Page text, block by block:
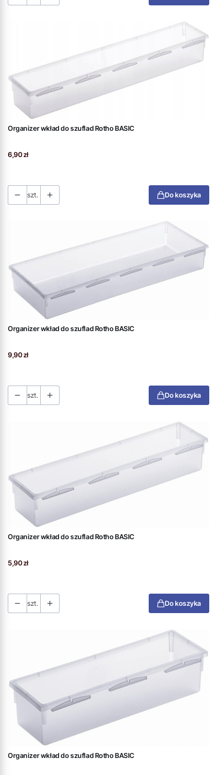
Organizer wkład do szuflad Rotho BASIC
Cena
6,90 zł
szt. Do koszyka
Organizer wkład do szuflad Rotho BASIC
Cena
9,90 zł
szt. Do koszyka
Organizer wkład do szuflad Rotho BASIC
Cena
5,90 zł
szt. Do koszyka
Organizer wkład do szuflad Rotho BASIC